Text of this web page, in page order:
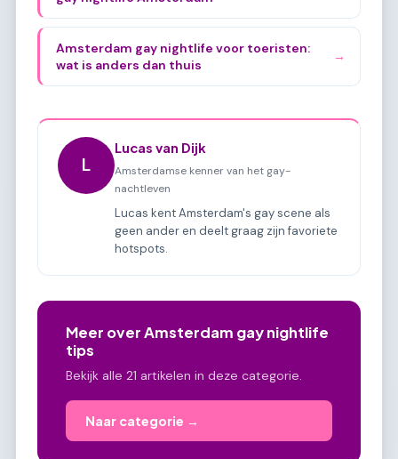
Amsterdam gay nightlife voor toeristen:
wat is anders dan thuis
→
L
Lucas van Dijk
Amsterdamse kenner van het gay-
nachtleven
Lucas kent Amsterdam's gay scene als
geen ander en deelt graag zijn favoriete
hotspots.
Meer over Amsterdam gay nightlife
tips
Bekijk alle 21 artikelen in deze categorie.
Naar categorie →